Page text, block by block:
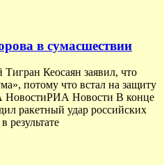
в сумасшествии
Кеосаян заявил, что
потому что встал на защиту
Новости В конце
ракетный удар российских
результате